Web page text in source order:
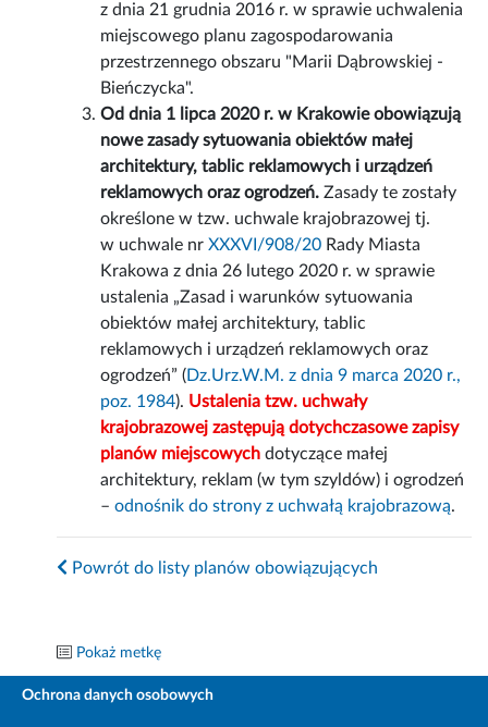
z dnia 21 grudnia 2016 r. w sprawie uchwalenia
miejscowego planu zagospodarowania
przestrzennego obszaru "Marii Dąbrowskiej -
Bieńczycka".
Od dnia 1 lipca 2020 r. w Krakowie obowiązują
nowe zasady sytuowania obiektów małej
architektury, tablic reklamowych i urządzeń
reklamowych oraz ogrodzeń. Zasady te zostały
określone w tzw. uchwale krajobrazowej tj.
w uchwale nrXXXVI/908/20 Rady Miasta
Krakowa z dnia 26 lutego 2020 r. w sprawie
ustalenia „Zasad i warunków sytuowania
obiektów małej architektury, tablic
reklamowych i urządzeń reklamowych oraz
ogrodzeń” (Dz.Urz.W.M. z dnia 9 marca 2020 r.,
poz. 1984). Ustalenia tzw. uchwały
krajobrazowej zastępują dotychczasowe zapisy
planów miejscowych dotyczące małej
architektury, reklam (w tym szyldów) i ogrodzeń
–odnośnik do strony z uchwałą krajobrazową.
Powrót do listy planów obowiązujących
Pokaż metkę
Ochrona danych osobowych